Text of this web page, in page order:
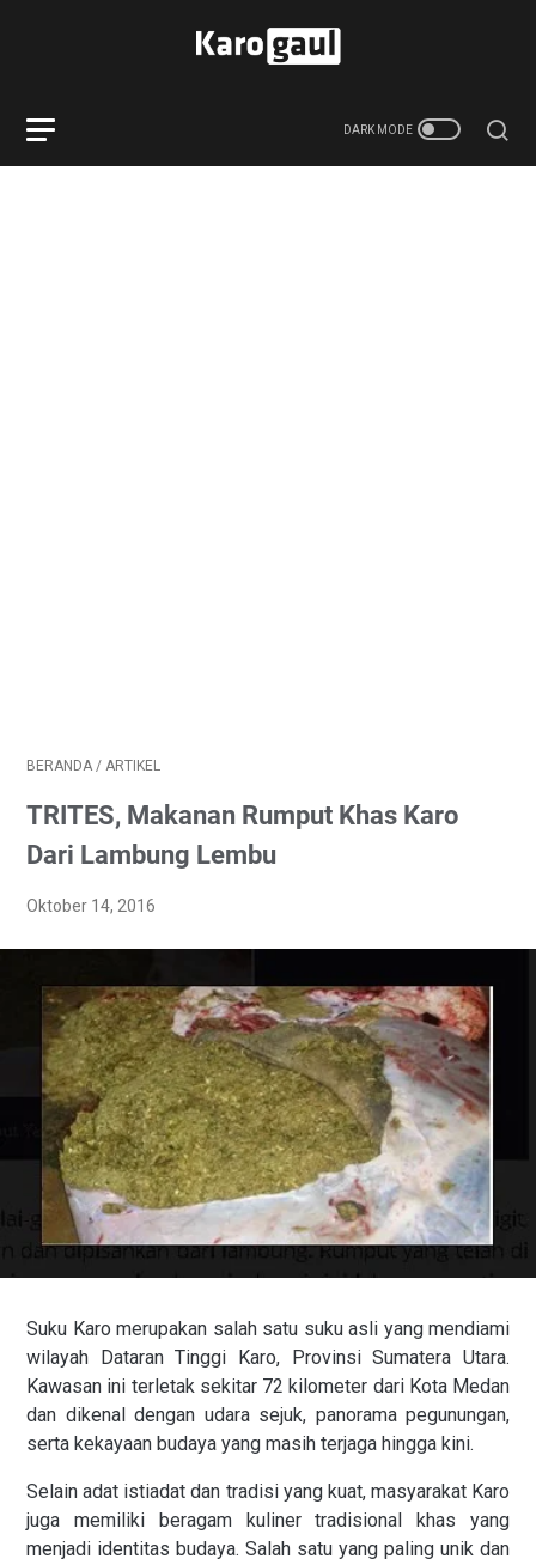
BERANDA / ARTIKEL
TRITES, Makanan Rumput Khas Karo
Dari Lambung Lembu
Oktober 14, 2016
Suku Karo merupakan salah satu suku asli yang mendiami
wilayah Dataran Tinggi Karo, Provinsi Sumatera Utara.
Kawasan ini terletak sekitar 72 kilometer dari Kota Medan
dan dikenal dengan udara sejuk, panorama pegunungan,
serta kekayaan budaya yang masih terjaga hingga kini.
Selain adat istiadat dan tradisi yang kuat, masyarakat Karo
juga memiliki beragam kuliner tradisional khas yang
menjadi identitas budaya. Salah satu yang paling unik dan